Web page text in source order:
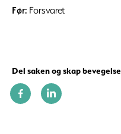
Før: Forsvaret
Del saken og skap bevegelse